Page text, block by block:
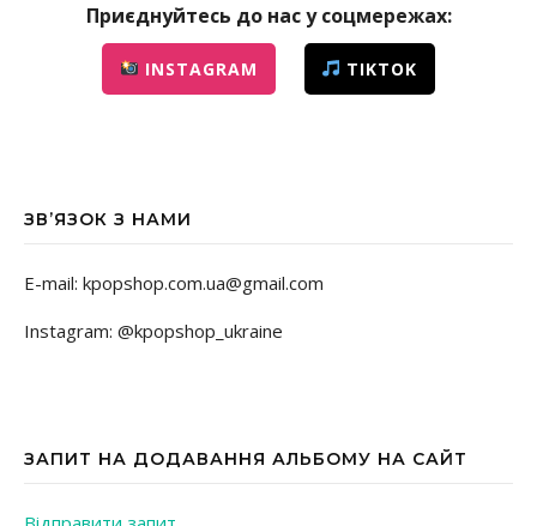
Приєднуйтесь до нас у соцмережах:
INSTAGRAM TIKTOK
ЗВ’ЯЗОК З НАМИ
E-mail: kpopshop.com.ua@gmail.com
Instagram: @kpopshop_ukraine
ЗАПИТ НА ДОДАВАННЯ АЛЬБОМУ НА САЙТ